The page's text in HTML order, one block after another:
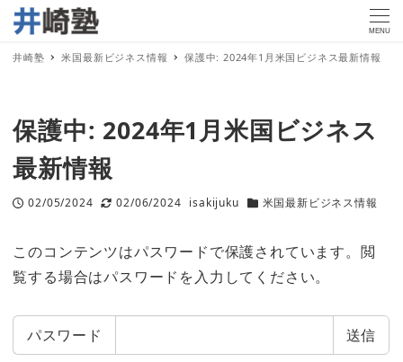
MENU
井崎塾 米国最新ビジネス情報 保護中: 2024年1月米国ビジネス最新情報
保護中: 2024年1月米国ビジネス
最新情報
投稿日
02/05/2024
更新日
02/06/2024
著
isakijuku
カテゴリー
米国最新ビジネス情報
このコンテンツはパスワードで保護されています。閲
覧する場合はパスワードを入力してください。
パスワード